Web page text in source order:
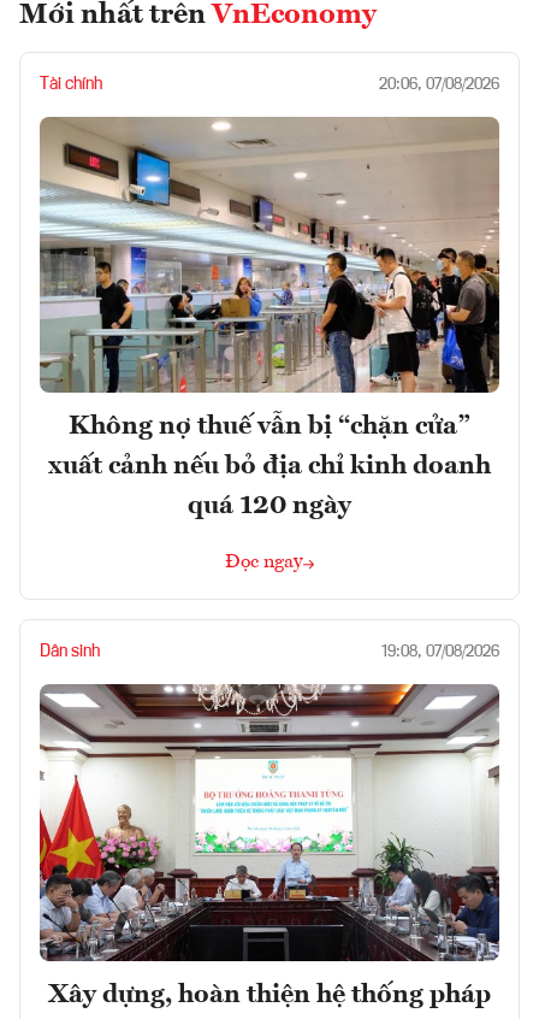
Mới nhất trên VnEconomy
Tài chính 20:06, 07/08/2026
Không nợ thuế vẫn bị “chặn cửa”
xuất cảnh nếu bỏ địa chỉ kinh doanh
quá 120 ngày
Đọc ngay
Dân sinh 19:08, 07/08/2026
Xây dựng, hoàn thiện hệ thống pháp